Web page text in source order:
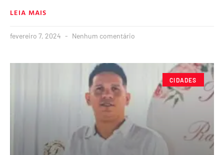
LEIA MAIS
fevereiro 7, 2024 Nenhum comentário
CIDADES